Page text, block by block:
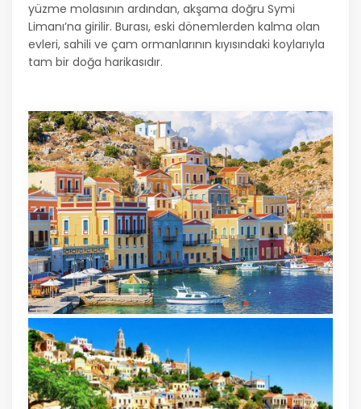
yüzme molasının ardından, akşama doğru Symi
Limanı’na girilir. Burası, eski dönemlerden kalma olan
evleri, sahili ve çam ormanlarının kıyısındaki koylarıyla
tam bir doğa harikasıdır.